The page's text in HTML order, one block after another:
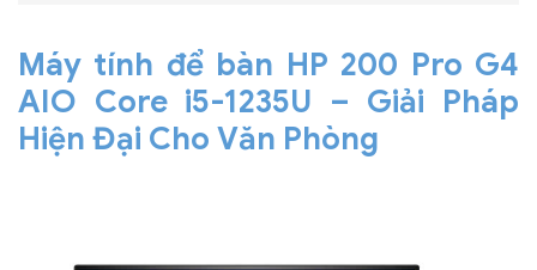
Máy tính để bàn HP 200 Pro G4
AIO Core i5-1235U – Giải Pháp
Hiện Đại Cho Văn Phòng